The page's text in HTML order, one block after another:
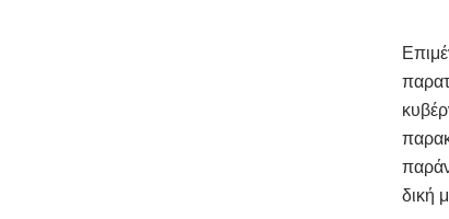
δική